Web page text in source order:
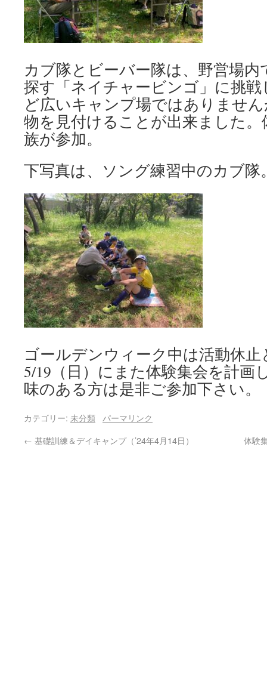
カブ隊とビーバー隊は、野営場
探す「ネイチャービンゴ」に挑
ど広いキャンプ場ではありませ
物を見付けることが出来ました
族が参加。
下写真は、ソング練習中のカブ隊
ゴールデンウィーク中は活動休
5/19（日）にまた体験集会を計画
味のある方は是非ご参加下さい。
カテゴリー: 未分類
パーマリンク
← 基礎訓練＆デイキャンプ（’24年4月14日） 体験